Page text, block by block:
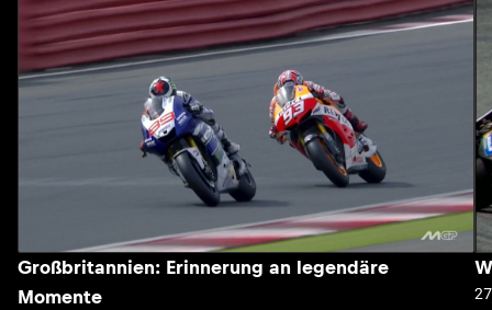
Großbritannien: Erinnerung an legendäre
Momente